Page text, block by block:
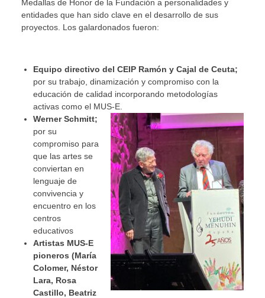
Medallas de Honor de la Fundación a personalidades y
entidades que han sido clave en el desarrollo de sus
proyectos. Los galardonados fueron:
Equipo directivo del CEIP Ramón y Cajal de Ceuta;
por su trabajo, dinamización y compromiso con la
educación de calidad incorporando metodologías
activas como el MUS-E.
Werner Schmitt;
por su
compromiso para
que las artes se
conviertan en
lenguaje de
convivencia y
encuentro en los
centros
educativos
Artistas MUS-E
pioneros (María
Colomer, Néstor
Lara, Rosa
Castillo, Beatriz